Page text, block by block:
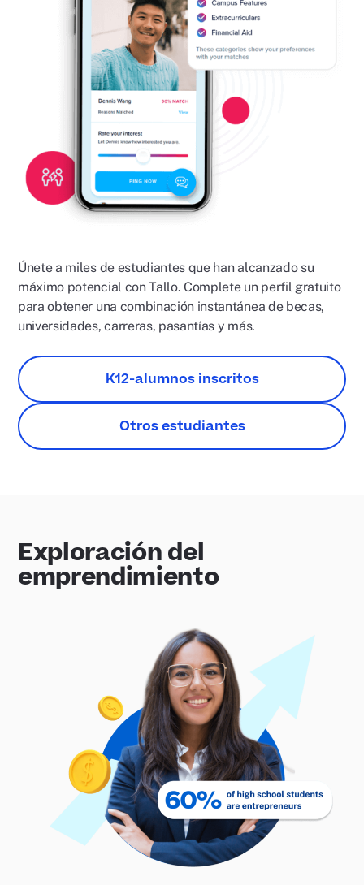
Únete a miles de estudiantes que han alcanzado su
máximo potencial con Tallo. Complete un perfil gratuito
para obtener una combinación instantánea de becas,
universidades, carreras, pasantías y más.
K12-alumnos inscritos
Otros estudiantes
Exploración del
emprendimiento